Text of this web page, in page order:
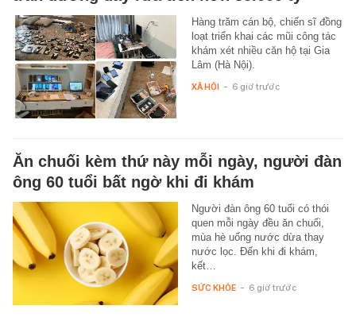
Hàng trăm cán bộ, chiến sĩ đồng
loạt triển khai các mũi công tác
khám xét nhiều căn hộ tại Gia
Lâm (Hà Nội).
XÃ HỘI - 6 giờ trước
Ăn chuối kèm thứ này mỗi ngày, người đàn
ông 60 tuổi bất ngờ khi đi khám
Người đàn ông 60 tuổi có thói
quen mỗi ngày đều ăn chuối,
mùa hè uống nước dừa thay
nước lọc. Đến khi đi khám,
kết…
SỨC KHỎE - 6 giờ trước